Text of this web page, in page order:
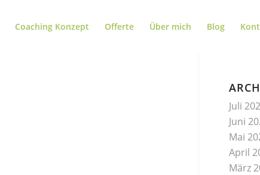
Coaching Konzept Offerte Über mich Blog
Juli
Juni
Mai
April
März